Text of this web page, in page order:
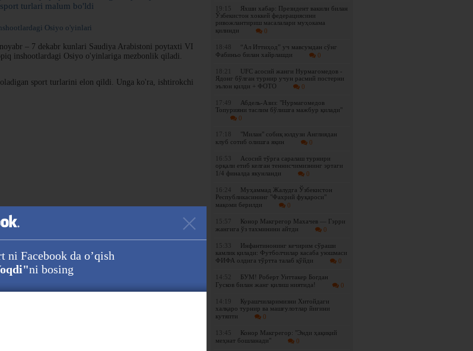
19:15
Яхши хабар: Президент вакили билан
Ўзбекистон хоккей федерациясини
ривожлантириш масалалари муҳокама
қилинди
0
18:48
“Ал Иттиҳод” уч мавсумдан сўнг
Фабиньо билан хайрлашди
0
18:21
UFC асосий жанги Нурмагомедов -
Ядонг бўлган турнир учун расмий постерни
эълон қилди + ФОТО
0
17:49
Абдель-Азиз: "Нурмагомедов
Топурияни таслим бўлишга мажбур қилади"
0
17:18
"Милан" собиқ юлдузи Англиядан
клуб сотиб олишга яқин
0
16:53
Асосий тўрга саралаш турнири
орқали етиб келган теннисчимизнинг эртаги
1/4 финалда якунланди
0
16:24
Муҳаммад Жалудга Ўзбекистон
Республикасининг "Фахрий фуқароси"
мақоми берилди
0
15:57
Конор Макгрегор Махачев — Гэрри
жангига ўз тахминини айтди
0
15:33
Инфантинонинг кечирим сўраши
камлик қилади: Футболчилар касаба уюшмаси
ФИФА олдига тўртта талаб қўйди
0
14:52
БУМ! Роберт Уиттакер Богдан
Гусков билан жанг қилиш ниятида!
0
14:19
Курашчиларимизни Хитойдаги
халқаро турнир ва машғулотлар йиғини
кутяпти
0
13:45
Конор Макгрегор: "Энди ҳақиқий
меҳнат бошланади"
0
turlari malum bo'ldi
Osiyo o'yinlari
– 7 dekabr kunlari Saudiya Arabistoni poytaxti VI
inshootlardagi Osiyo o'yinlariga mezbonlik qiladi.
sport turlarini elon qildi. Unga ko'ra, ishtirokchi
ni Facebook da o’qish
ni bosing